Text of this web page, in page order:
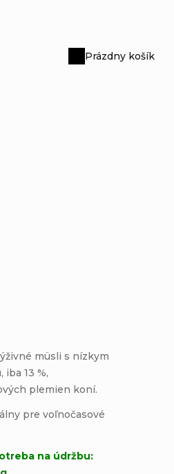
Nákupný
Prázdny košík
müsli s nízkym
13 %,
plemien koní.
pre voľnočasové
na údržbu: